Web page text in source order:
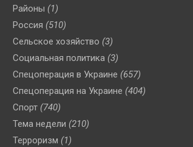
Районы (1)
Россия (510)
Сельское хозяйство (3)
Социальная политика (3)
Спецоперация в Украине (657)
Спецоперация на Украине (404)
Спорт (740)
Тема недели (210)
Терроризм (1)